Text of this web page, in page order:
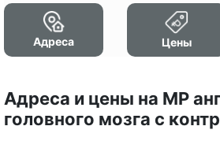
Адреса Цены
Адреса и цены на МР
головного мозга с